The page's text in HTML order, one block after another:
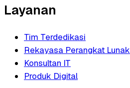
Layanan
Tim Terdedikasi
Rekayasa Perangkat Lunak
Konsultan IT
Produk Digital